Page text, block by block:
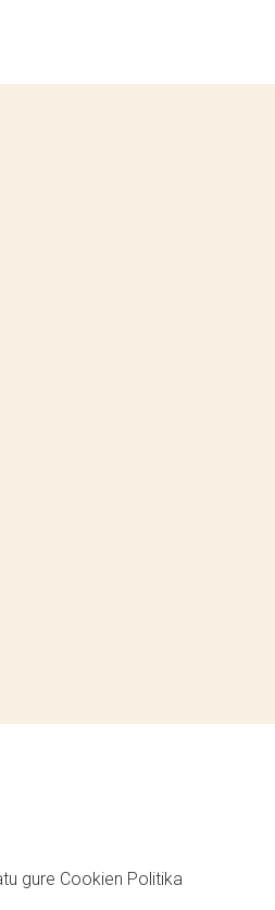
gure Cookien Politika